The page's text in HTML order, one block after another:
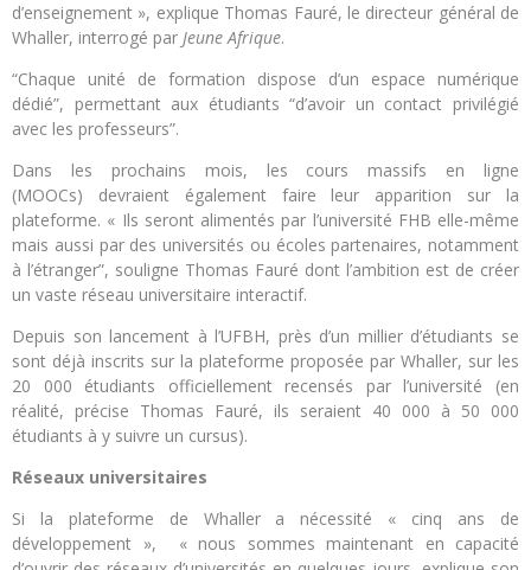
d’enseignement », explique Thomas Fauré, le directeur général de
Whaller, interrogé par Jeune Afrique.
“Chaque unité de formation dispose d’un espace numérique
dédié”, permettant aux étudiants “d’avoir un contact privilégié
avec les professeurs”.
Dans les prochains mois, les cours massifs en ligne
(MOOCs) devraient également faire leur apparition sur la
plateforme. « Ils seront alimentés par l’université FHB elle-même
mais aussi par des universités ou écoles partenaires, notamment
à l’étranger”, souligne Thomas Fauré dont l’ambition est de créer
un vaste réseau universitaire interactif.
Depuis son lancement à l’UFBH, près d’un millier d’étudiants se
sont déjà inscrits sur la plateforme proposée par Whaller, sur les
20 000 étudiants officiellement recensés par l’université (en
réalité, précise Thomas Fauré, ils seraient 40 000 à 50 000
étudiants à y suivre un cursus).
Réseaux universitaires
Si la plateforme de Whaller a nécessité « cinq ans de
développement », « nous sommes maintenant en capacité